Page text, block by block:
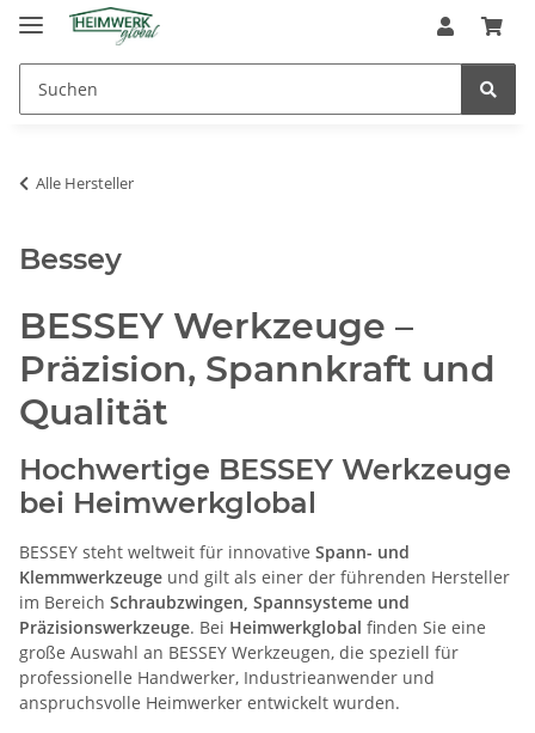
Alle Hersteller
Bessey
BESSEY Werkzeuge –
Präzision, Spannkraft und
Qualität
Hochwertige BESSEY Werkzeuge
bei Heimwerkglobal
BESSEY steht weltweit für innovative Spann- und
Klemmwerkzeuge und gilt als einer der führenden Hersteller
im Bereich Schraubzwingen, Spannsysteme und
Präzisionswerkzeuge. Bei Heimwerkglobal finden Sie eine
große Auswahl an BESSEY Werkzeugen, die speziell für
professionelle Handwerker, Industrieanwender und
anspruchsvolle Heimwerker entwickelt wurden.